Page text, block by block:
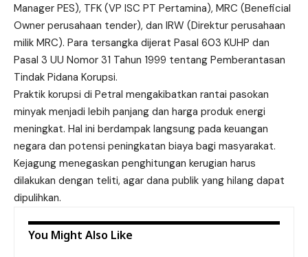
Manager PES), TFK (VP ISC PT Pertamina), MRC (Beneficial
Owner perusahaan tender), dan IRW (Direktur perusahaan
milik MRC). Para tersangka dijerat Pasal 603 KUHP dan
Pasal 3 UU Nomor 31 Tahun 1999 tentang Pemberantasan
Tindak Pidana Korupsi.
Praktik korupsi di Petral mengakibatkan rantai pasokan
minyak menjadi lebih panjang dan harga produk energi
meningkat. Hal ini berdampak langsung pada keuangan
negara dan potensi peningkatan biaya bagi masyarakat.
Kejagung menegaskan penghitungan kerugian harus
dilakukan dengan teliti, agar dana publik yang hilang dapat
dipulihkan.
You Might Also Like